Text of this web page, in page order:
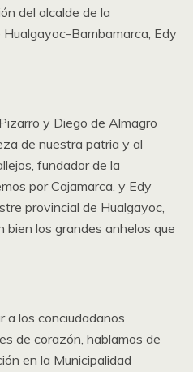
del alcalde de la
Bambamarca, Edy
y Diego de Almagro
de nuestra patria y al
fundador de la
por Cajamarca, y Edy
provincial de Hualgayoc,
bien los grandes anhelos que
a los conciudadanos
de corazón, hablamos de
en la Municipalidad